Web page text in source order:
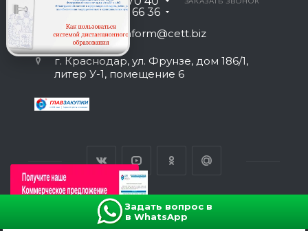
+7 930 035 66 36
inform@cett.biz
г. Краснодар, ул. Фрунзе, дом 186/1,
литер У-1, помещение 6
ВЕРСИЯ ДЛЯ ПЕЧАТИ
Задать вопрос в
в WhatsApp